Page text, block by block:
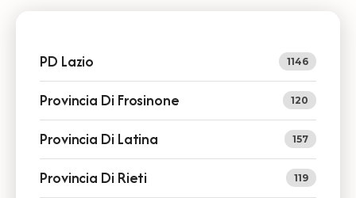
PD Lazio 1146
Provincia Di Frosinone 120
Provincia Di Latina 157
Provincia Di Rieti 119